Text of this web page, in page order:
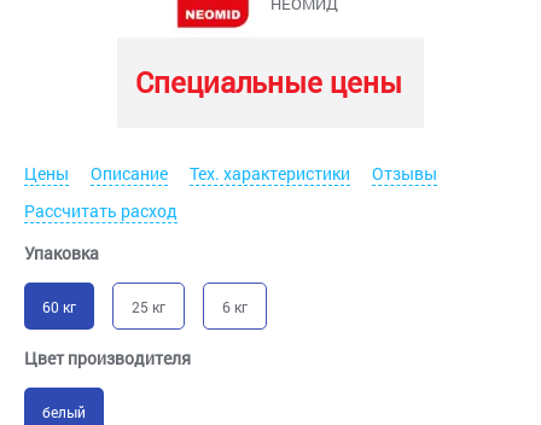
Специальные цены
Цены Описание Тех. характеристики
Отзывы
Рассчитать расход
Упаковка
60 кг 25 кг 6 кг
Цвет производителя
белый